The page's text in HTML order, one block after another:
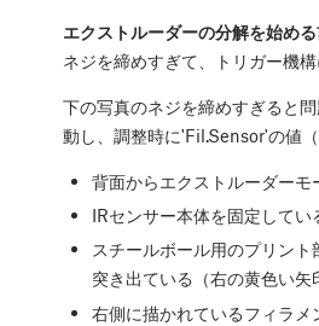
エクストルーダーの分解を始め
ネジを締めすぎて、トリガー機
下の写真のネジを締めすぎると
動し、調整時に'Fil.Sensor'の値
背面からエクストルーダーモ
IRセンサー本体を固定してい
スチールボール用のプリン
突き出ている（右の黄色い矢
右側に描かれているフィラ